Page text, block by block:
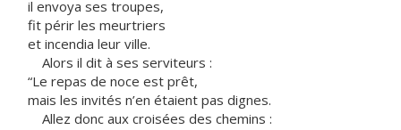
il envoya ses troupes,
fit périr les meurtriers
et incendia leur ville.
Alors il dit à ses serviteurs :
“Le repas de noce est prêt,
mais les invités n’en étaient pas dignes.
Allez donc aux croisées des chemins :